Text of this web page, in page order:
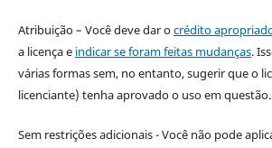
Atribuição – Você deve dar ocrédito
a licença e indicar se foram feitas mudanças.
várias formas sem, no entanto, sugerir que o
licenciante) tenha aprovado o uso em questão.
Sem restrições adicionais - Você não pode